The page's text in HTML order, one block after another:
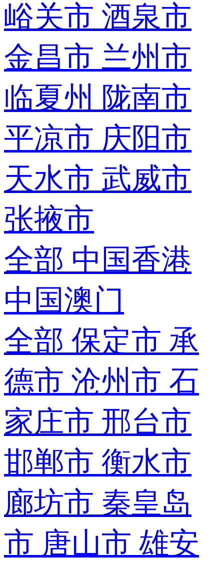
峪关市 酒泉市
金昌市 兰州市
临夏州 陇南市
平凉市 庆阳市
天水市 武威市
张掖市
全部 中国香港
中国澳门
全部 保定市 承
德市 沧州市 石
家庄市 邢台市
邯郸市 衡水市
廊坊市 秦皇岛
市 唐山市 雄安